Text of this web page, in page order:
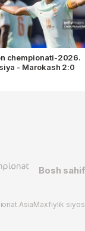
chempionati-2026.
- Marokash 2:0
Bosh
Maxfiylik